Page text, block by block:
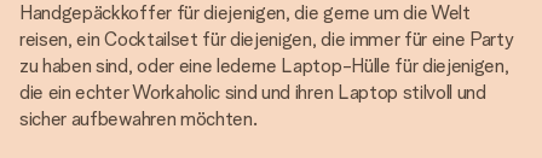
Handgepäckkoffer für diejenigen, die gerne um die Welt
reisen, ein Cocktailset für diejenigen, die immer für eine Party
zu haben sind, oder eine lederne Laptop-Hülle für diejenigen,
die ein echter Workaholic sind und ihren Laptop stilvoll und
sicher aufbewahren möchten.